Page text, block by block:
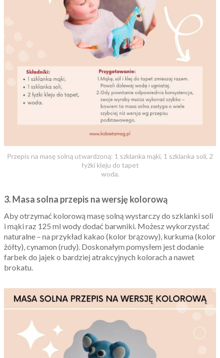
Przepis na masę solną utwardzoną: 1 szklanka mąki, 1 szklanka soli, 2
łyżki kleju do tapet
woda.
3. Masa solna przepis na wersję kolorową
Aby otrzymać kolorową masę solną wystarczy do szklanki soli
i mąki raz 125 ml wody dodać barwniki. Możesz wykorzystać
naturalne – na przykład kakao (kolor brązowy), kurkuma (kolor
żółty), cynamon (rudy). Doskonałym pomysłem jest dodanie
farbek do jajek o bardziej atrakcyjnych kolorach a nawet
brokatu.